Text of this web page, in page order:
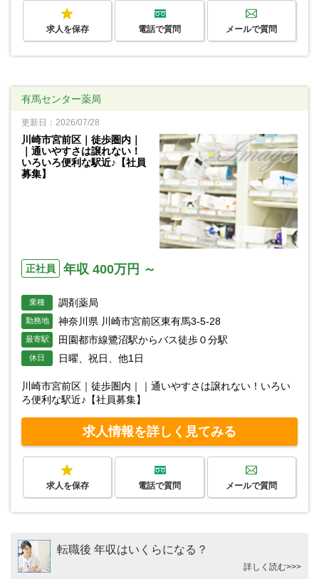
求人を保存 電話で質問 メールで質問
有馬センター薬局
更新日：2026/07/28
川崎市宮前区｜徒歩圏内｜
｜通いやすさは譲れない！
いろいろ便利な駅近♪【社員
募集】
正社員 年収 400万円 ～
業種 調剤薬局
勤務地 神奈川県 川崎市宮前区東有馬3-5-28
最寄駅 田園都市線鷺沼駅からバス徒歩０分駅
休日 日曜、祝日、他1日
川崎市宮前区｜徒歩圏内｜｜通いやすさは譲れない！いろい
ろ便利な駅近♪【社員募集】
求人情報を詳しく見てみる
求人を保存 電話で質問 メールで質問
転職後 年収はいくらになる？
詳しく読む>>>